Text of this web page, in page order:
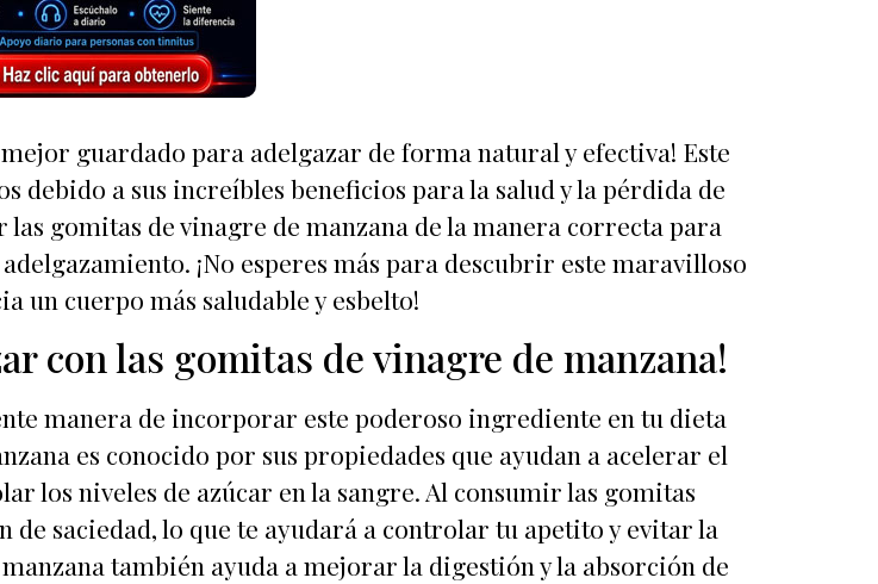
guardado para adelgazar de forma natural y efectiva! Este
debido a sus increíbles beneficios para la salud y la pérdida de
gomitas de vinagre de manzana de la manera correcta para
¡No esperes más para descubrir este maravilloso
un cuerpo más saludable y esbelto!
con las gomitas de vinagre de manzana!
manera de incorporar este poderoso ingrediente en tu dieta
es conocido por sus propiedades que ayudan a acelerar el
los niveles de azúcar en la sangre. Al consumir las gomitas
saciedad, lo que te ayudará a controlar tu apetito y evitar la
también ayuda a mejorar la digestión y la absorción de